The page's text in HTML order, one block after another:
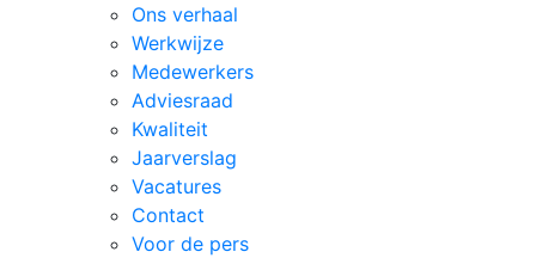
Ons verhaal
Werkwijze
Medewerkers
Adviesraad
Kwaliteit
Jaarverslag
Vacatures
Contact
Voor de pers